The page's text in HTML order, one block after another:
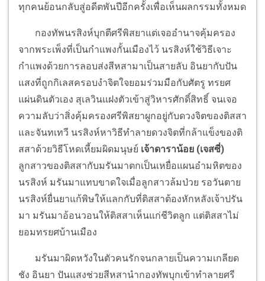
ทุกคนย้อนกลับสู่อดีตพันปีอีกครั้งเพื่อเห็นผลกรรมทั้งหมด
กองทัพนรสิงห์บุกตีศรีพิสยาแต่เจออำนาจคุ้มครอง
จากพระเพ็งที่เป็นกำแพงกั้นเมืองไว้ นรสิงห์ใช้วิธีเจาะ
กำแพงด้วยการลอบส่งสีหสามาเป็นสายลับ อินยากับปัน
แสงที่ถูกกิเลสครอบงำจิตใจยอมร่วมมือกับศัตรู ทรยศ
แผ่นดินตัวเอง สุเลวินแฝงตัวเข้าสู่วิหารศักดิ์สิทธิ์ จนเจอ
ความลับว่าสิ่งคุ้มครองศรีพิสยาผูกอยู่กับดวงจิตของติสสา
และจันทเทวี นรสิงห์หาวิธีทำลายดวงจิตที่กล้าแข็งของติ
สสาด้วยวิธีโหดเหี้ยมผิดมนุษย์ เจ้าดาราน้อย (เจสซี่)
ลูกสาวของติสสากับมรันมาตกเป็นเหยื่อแผนอำมหิตของ
นรสิงห์ มรันมาแทบขาดใจเมื่อลูกสาวล้มป่วย รอวันตาย
นรสิงห์ยื่นยาแก้พิษให้แลกกับที่ติสสาต้องหักหลังเจ้าปรัน
มา มรันมาอ้อนวอนให้ติสสาเห็นแก่ชีวิตลูก แต่ติสสาไม่
ยอมทรยศบ้านเมือง
มรันมาผิดหวังในตัวคนรักจนกลายเป็นความเกลียด
ชัง อินยา ปันแสงช่วยสีหสานำกองทัพบุกเข้าทำลายศรี